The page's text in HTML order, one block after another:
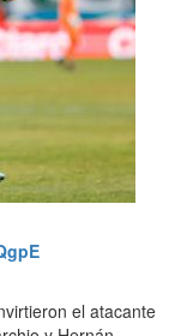
el atacante